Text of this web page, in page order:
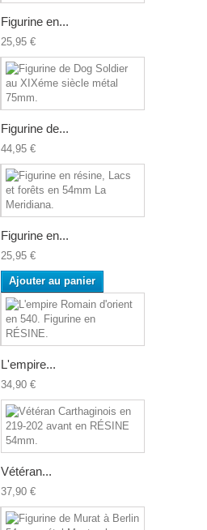
Figurine en...
25,95 €
Figurine de...
44,95 €
Figurine en...
25,95 €
Ajouter au panier
L'empire...
34,90 €
Vétéran...
37,90 €